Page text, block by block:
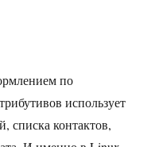
по
использует
списка контактов,